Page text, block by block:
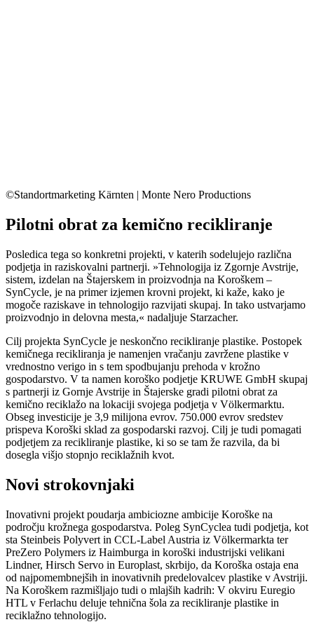
©Standortmarketing Kärnten | Monte Nero Productions
Pilotni obrat za kemično recikliranje
Posledica tega so konkretni projekti, v katerih sodelujejo različna
podjetja in raziskovalni partnerji. »Tehnologija iz Zgornje Avstrije,
sistem, izdelan na Štajerskem in proizvodnja na Koroškem –
SynCycle, je na primer izjemen krovni projekt, ki kaže, kako je
mogoče raziskave in tehnologijo razvijati skupaj. In tako ustvarjamo
proizvodnjo in delovna mesta,« nadaljuje Starzacher.
Cilj projekta SynCycle je neskončno recikliranje plastike. Postopek
kemičnega recikliranja je namenjen vračanju zavržene plastike v
vrednostno verigo in s tem spodbujanju prehoda v krožno
gospodarstvo. V ta namen koroško podjetje KRUWE GmbH skupaj
s partnerji iz Gornje Avstrije in Štajerske gradi pilotni obrat za
kemično reciklažo na lokaciji svojega podjetja v Völkermarktu.
Obseg investicije je 3,9 milijona evrov. 750.000 evrov sredstev
prispeva Koroški sklad za gospodarski razvoj. Cilj je tudi pomagati
podjetjem za recikliranje plastike, ki so se tam že razvila, da bi
dosegla višjo stopnjo reciklažnih kvot.
Novi strokovnjaki
Inovativni projekt poudarja ambiciozne ambicije Koroške na
področju krožnega gospodarstva. Poleg SynCyclea tudi podjetja, kot
sta Steinbeis Polyvert in CCL-Label Austria iz Völkermarkta ter
PreZero Polymers iz Haimburga in koroški industrijski velikani
Lindner, Hirsch Servo in Europlast, skrbijo, da Koroška ostaja ena
od najpomembnejših in inovativnih predelovalcev plastike v Avstriji.
Na Koroškem razmišljajo tudi o mlajših kadrih: V okviru Euregio
HTL v Ferlachu deluje tehnična šola za recikliranje plastike in
reciklažno tehnologijo.